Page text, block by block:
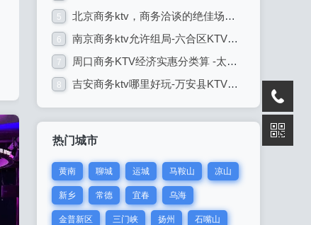
5 北京商务ktv，商务洽谈的绝佳场所-丰台区KTV订房
6 南京商务ktv允许组局-六合区KTV订房
7 周口商务KTV经济实惠分类算 -太康县KTV订房
8 吉安商务ktv哪里好玩-万安县KTV订房
热门城市
黄南 聊城 运城 马鞍山 凉山
新乡 常德 宜春 乌海
金普新区 三门峡 扬州 石嘴山